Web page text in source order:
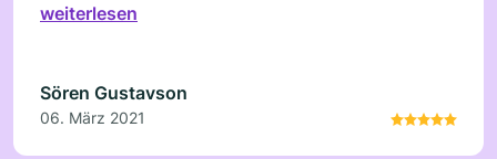
nicht günstig war. Veneers und Bleaching
weiterlesen
Sören Gustavson
06. März 2021